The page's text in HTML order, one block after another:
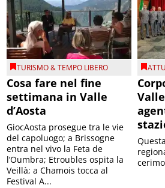
TURISMO & TEMPO LIBERO
Cosa fare nel fine
settimana in Valle
d’Aosta
GiocAosta prosegue tra le vie
del capoluogo; a Brissogne
entra nel vivo la Feta de
l’Oumbra; Etroubles ospita la
Veillà; a Chamois tocca al
Festival A...